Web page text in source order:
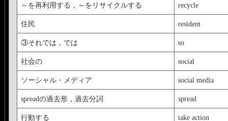
～を再利用する，～をリサイクルする recycle
住民 resident
③それでは，では so
社会の social
ソーシャル・メディア social media
spreadの過去形，過去分詞 spread
行動する take action